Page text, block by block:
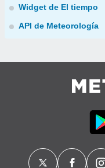
Widget de El tiempo
API de Meteorología